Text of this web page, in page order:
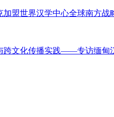
盟世界汉学中心全球南方战
跨文化传播实践——专访缅甸